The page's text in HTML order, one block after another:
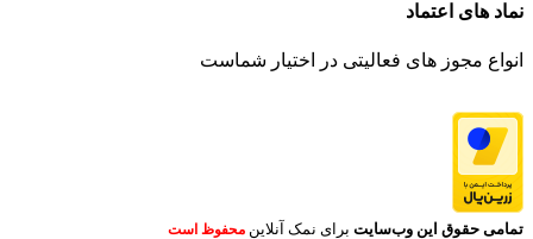
نماد های اعتماد
انواع مجوز های فعالیتی در اختیار شماست
تمامی حقوق این وب‌سایت برای نمک آنلاین محفوظ است